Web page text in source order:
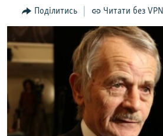
Перейти
до
пошуку
ПОГЛЯД
ІНТЕРВ'Ю
ВСЕ ЗА ДЕНЬ
СПЕЦПРОЕКТИ
ДЕПОРТАЦІЯ
ВІДЕОУРОКИ «ELIFBE»
ЯК ОБІЙТИ БЛОКУВАННЯ
Русский
Поділитись Читати без VPN